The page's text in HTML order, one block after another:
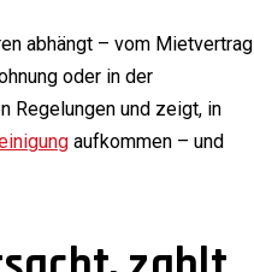
abhängt – vom Mietvertrag
oder in der
Regelungen und zeigt, in
aufkommen – und